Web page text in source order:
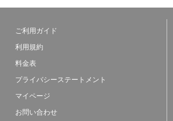
ご利用ガイド
利用規約
料金表
プライバシーステートメント
マイページ
お問い合わせ